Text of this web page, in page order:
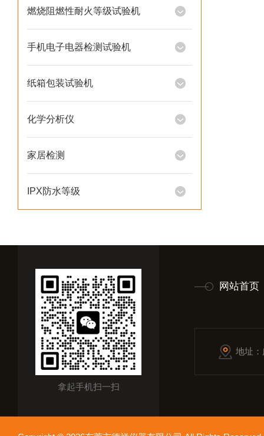
燃烧阻燃性耐火等级试验机
手机电子电器检测试验机
纸箱包装试验机
化学分析仪
家居检测
IPX防水等级
拿起手机扫一扫
网站首页
地址